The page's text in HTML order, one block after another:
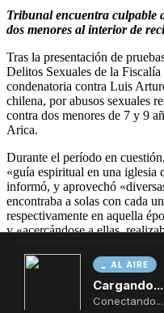
AL AIRE
Cargando...
Conectando...